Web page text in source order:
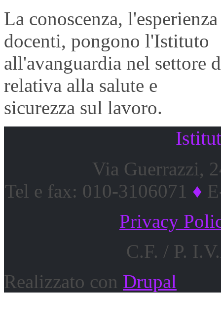
La conoscenza,
docenti, pongono l'Istituto
all'avanguardia nel settore
relativa alla salute e
sicurezza sul lavoro.
Via Guerrazzi,
Tel e fax: 010-3106071 ♦
Privacy
C.F. / P.
Realizzato con Drupal